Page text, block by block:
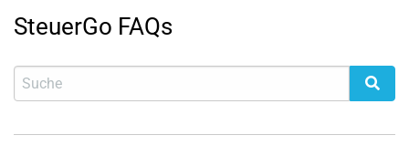
SteuerGo FAQs